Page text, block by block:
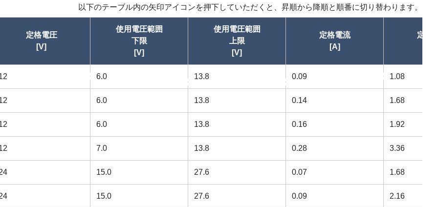
以下のテーブル内の矢印アイコンを押下していただくと、昇順から降順と順番に切り替わります。
定格電圧
[V]
使用電圧範囲
下限
[V]
使用電圧範囲
上限
[V]
定格電流
[A]
定格
6.0 13.8 0.09 1.08
6.0 13.8 0.14 1.68
6.0 13.8 0.16 1.92
7.0 13.8 0.28 3.36
15.0 27.6 0.07 1.68
15.0 27.6 0.09 2.16